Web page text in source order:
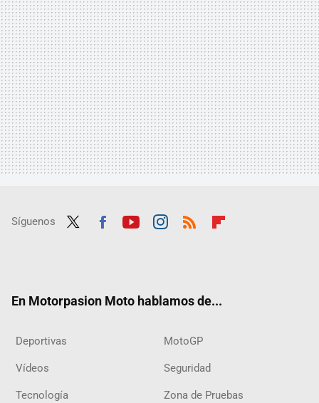
Síguenos
En Motorpasion Moto hablamos de...
Deportivas MotoGP
Vídeos Seguridad
Tecnología Zona de Pruebas